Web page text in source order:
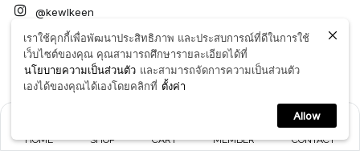
@kewlkeen
@kewlkeen
STORE
POP-UP Central Chidlom 2nd Floor (Thai Thai Market)
HOME SHOP CART MEMBER CONTACT
เราใช้คุกกี้เพื่อพัฒนาประสิทธิภาพ และประสบการณ์ที่ดีในการใช้
เว็บไซต์ของคุณ คุณสามารถศึกษารายละเอียดได้ที่
นโยบายความเป็นส่วนตัว และสามารถจัดการความเป็นส่วนตัว
เองได้ของคุณได้เองโดยคลิกที่ ตั้งค่า
Allow